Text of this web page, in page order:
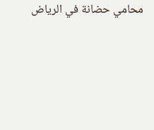
محامي حضانة في الرياض